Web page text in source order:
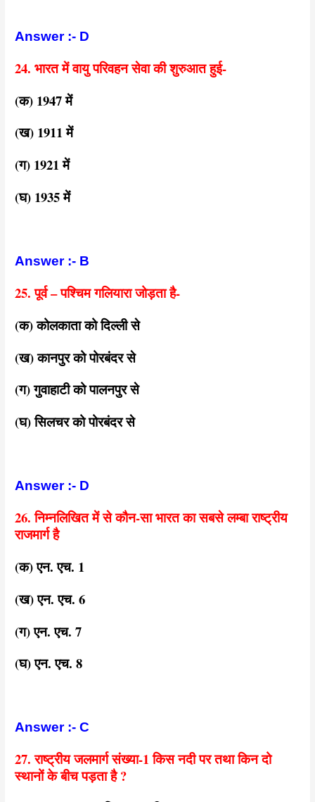
Answer :- D
24. भारत में वायु परिवहन सेवा की शुरुआत हुई-
(क) 1947 में
(ख) 1911 में
(ग) 1921 में
(घ) 1935 में
Answer :- B
25. पूर्व – पश्चिम गलियारा जोड़ता है-
(क) कोलकाता को दिल्ली से
(ख) कानपुर को पोरबंदर से
(ग) गुवाहाटी को पालनपुर से
(घ) सिलचर को पोरबंदर से
Answer :- D
26. निम्नलिखित में से कौन-सा भारत का सबसे लम्बा राष्ट्रीय
राजमार्ग है
(क) एन. एच. 1
(ख) एन. एच. 6
(ग) एन. एच. 7
(घ) एन. एच. 8
Answer :- C
27. राष्ट्रीय जलमार्ग संख्या-1 किस नदी पर तथा किन दो
स्थानों के बीच पड़ता है ?